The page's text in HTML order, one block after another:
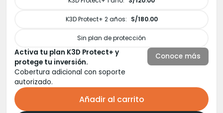
S/2,000.00.
S/1,200.00.K3D Protect+ 2 años: S/180.00
Sin plan de protección
Activa tu plan K3D Protect+ y
protege tu inversión.
Cobertura adicional con soporte
autorizado.
Conoce más
Añadir al carrito